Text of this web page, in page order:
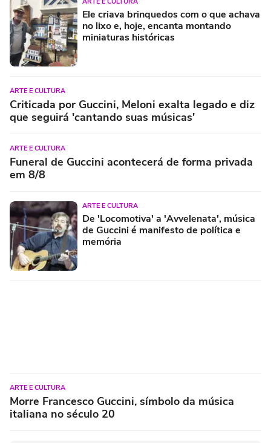
Ele criava brinquedos com o que achava
no lixo e, hoje, encanta montando
miniaturas históricas
ARTE E CULTURA
Criticada por Guccini, Meloni exalta legado e diz
que seguirá 'cantando suas músicas'
ARTE E CULTURA
Funeral de Guccini acontecerá de forma privada
em 8/8
ARTE E CULTURA
De 'Locomotiva' a 'Avvelenata', música
de Guccini é manifesto de política e
memória
ARTE E CULTURA
Morre Francesco Guccini, símbolo da música
italiana no século 20